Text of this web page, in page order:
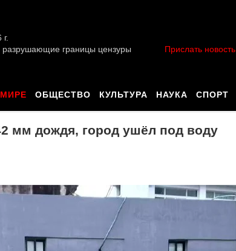
разрушающие границы цензуры
Прислать новость
ОБЩЕСТВО КУЛЬТУРА НАУКА СПОРТ
мм дождя, город ушёл под воду